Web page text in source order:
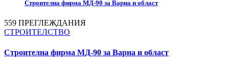
Строителна фирма МД-90 за Варна и област
559 ПРЕГЛЕЖДАНИЯ
СТРОИТЕЛСТВО
Строителна фирма МД-90 за Варна и област